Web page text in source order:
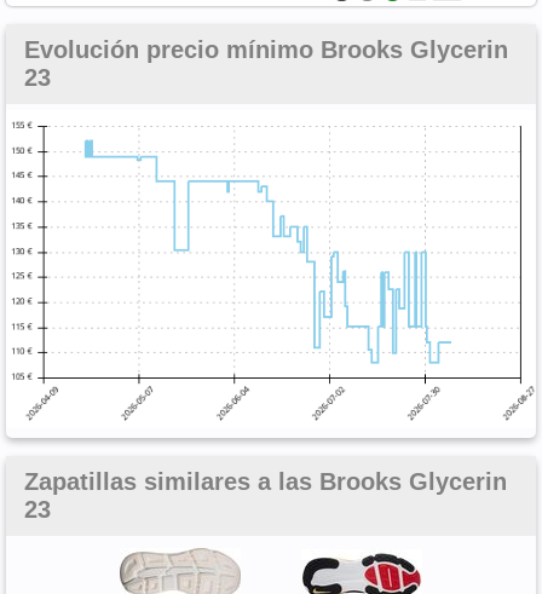
Evolución precio mínimo Brooks Glycerin
23
Zapatillas similares a las Brooks Glycerin
23